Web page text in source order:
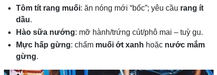
Tôm tít rang muối: ăn nóng mới “bốc”; yêu cầu rang ít
dầu.
Hào sữa nướng: mỡ hành/trứng cút/phô mai – tuỳ gu.
Mực hấp gừng: chấm muối ớt xanh hoặc nước mắm
gừng.